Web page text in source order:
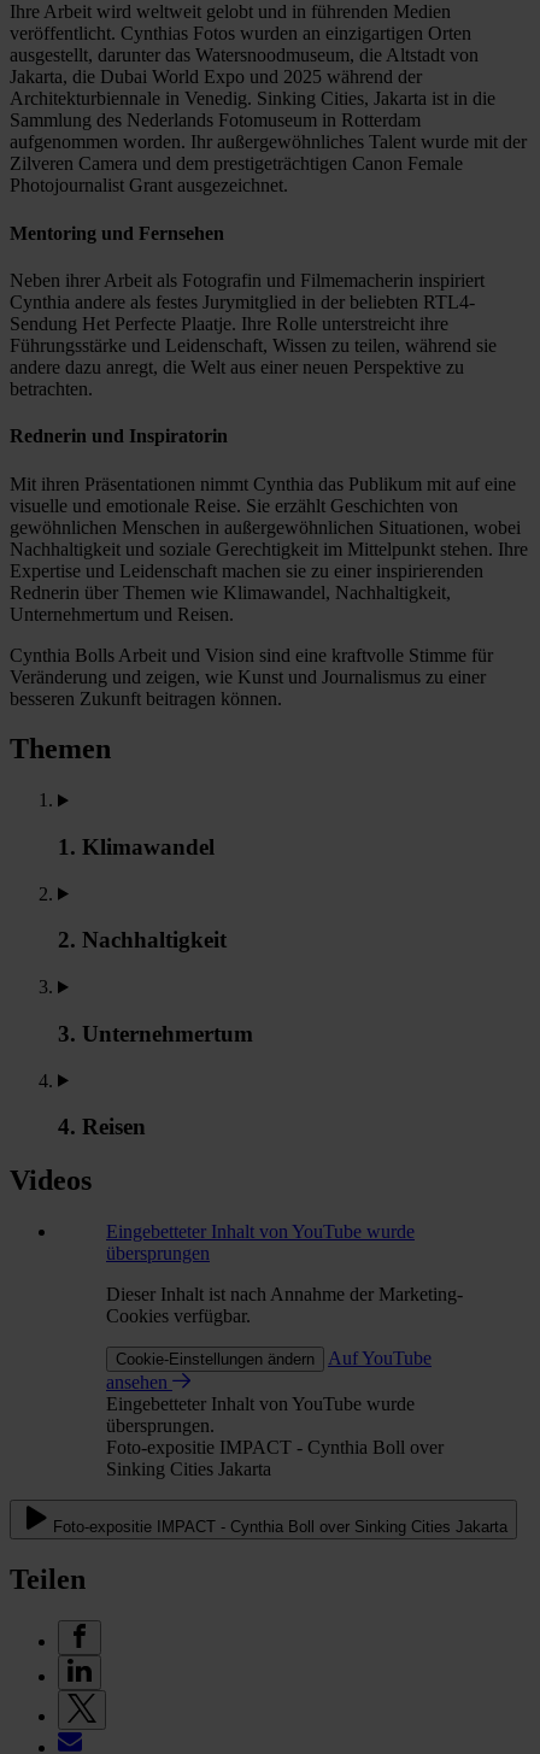
Ihre Arbeit wird weltweit gelobt und in führenden Medien
veröffentlicht. Cynthias Fotos wurden an einzigartigen Orten
ausgestellt, darunter das Watersnoodmuseum, die Altstadt von
Jakarta, die Dubai World Expo und 2025 während der
Architekturbiennale in Venedig. Sinking Cities, Jakarta ist in die
Sammlung des Nederlands Fotomuseum in Rotterdam
aufgenommen worden. Ihr außergewöhnliches Talent wurde mit der
Zilveren Camera und dem prestigeträchtigen Canon Female
Photojournalist Grant ausgezeichnet.
Mentoring und Fernsehen
Neben ihrer Arbeit als Fotografin und Filmemacherin inspiriert
Cynthia andere als festes Jurymitglied in der beliebten RTL4-
Sendung Het Perfecte Plaatje. Ihre Rolle unterstreicht ihre
Führungsstärke und Leidenschaft, Wissen zu teilen, während sie
andere dazu anregt, die Welt aus einer neuen Perspektive zu
betrachten.
Rednerin und Inspiratorin
Mit ihren Präsentationen nimmt Cynthia das Publikum mit auf eine
visuelle und emotionale Reise. Sie erzählt Geschichten von
gewöhnlichen Menschen in außergewöhnlichen Situationen, wobei
Nachhaltigkeit und soziale Gerechtigkeit im Mittelpunkt stehen. Ihre
Expertise und Leidenschaft machen sie zu einer inspirierenden
Rednerin über Themen wie Klimawandel, Nachhaltigkeit,
Unternehmertum und Reisen.
Cynthia Bolls Arbeit und Vision sind eine kraftvolle Stimme für
Veränderung und zeigen, wie Kunst und Journalismus zu einer
besseren Zukunft beitragen können.
Themen
1. Klimawandel
2. Nachhaltigkeit
3. Unternehmertum
4. Reisen
Videos
Eingebetteter Inhalt von YouTube wurde
übersprungen
Dieser Inhalt ist nach Annahme der Marketing-
Cookies verfügbar.
Cookie-Einstellungen ändern
Auf YouTube
ansehen
Eingebetteter Inhalt von YouTube wurde
übersprungen.
Foto-expositie IMPACT - Cynthia Boll over
Sinking Cities Jakarta
Foto-expositie IMPACT - Cynthia Boll over Sinking Cities Jakarta
Teilen